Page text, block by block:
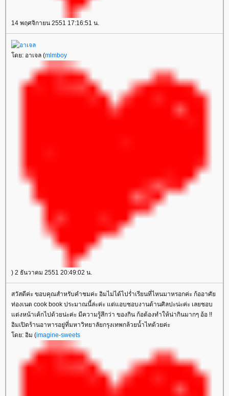
14 พฤศจิกายน 2551 17:16:51 น.
ดย: อาเจล (mlmboy
) 2 ธันวาคม 2551 20:49:02 น.
สวัสดีค่ะ ขอบคุณสำหรับคำชมค่ะ อิมไม่ได้ไปร่ำเรียนที่ไหนมาหรอกค่ะ ก้ออาศั
ท่องเนต cook book ประมาณนี้ล่ะค่ะ แต่แอบชอบงานด้านศิลปะน่ะค่ะ เลยชอบ
ต่งหน้าเค้กไปด้วยน่ะค่ะ มีความรู้สึกว่า ของกิน ก้อต้องทำให้น่ากินมากๆ อ้อ !!
อิมเปิดร้านอาหารอยู่ที่มหาวิทยาลัยกรุงเทพกล้วยน้ำไทด้วยค่ะ
ดย: อิม (imagine-sweets